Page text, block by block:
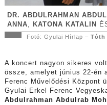
DR. ABDULRAHMAN
ANNA, KATONA KATALIN
Fotó: Gyulai Hírlap – Tóth
A koncert nagyon sikeres
össze, amelyet június 22-én
Ferenc Művelődési Központ
Gyulai Erkel Ferenc
Abdulrahman Abdulrab